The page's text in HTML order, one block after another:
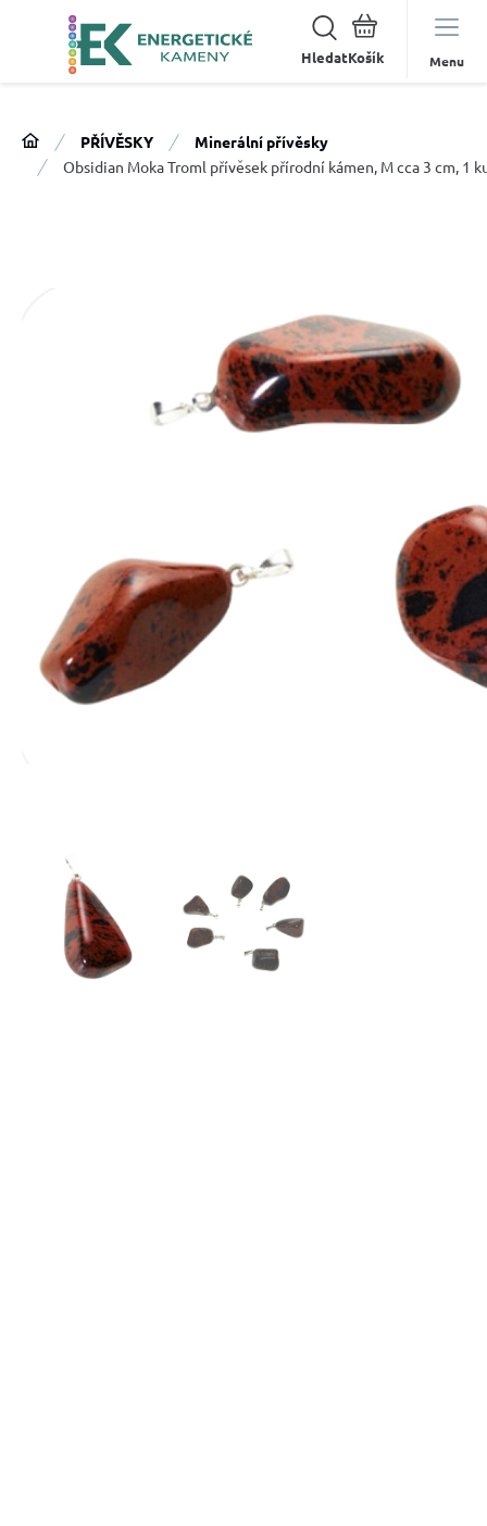
Hledat Menu
PŘÍVĚSKY
Minerální přívěsky
Obsidian Moka Troml přívěsek přírodní kámen, M cca 3 cm, 1